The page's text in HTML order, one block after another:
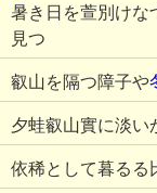
暑き日を萱別けな
見つ
叡山を隔つ障子や
夕蛙叡山實に淡
依稀として暮るる